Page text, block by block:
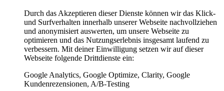
Durch das Akzeptieren dieser Dienste können wir das Klick-
und Surfverhalten innerhalb unserer Webseite nachvollziehen
und anonymisiert auswerten, um unsere Webseite zu
optimieren und das Nutzungserlebnis insgesamt laufend zu
verbessern. Mit deiner Einwilligung setzen wir auf dieser
Webseite folgende Drittdienste ein:
Google Analytics, Google Optimize, Clarity, Google
Kundenrezensionen, A/B-Testing